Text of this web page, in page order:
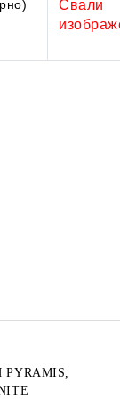
Свали